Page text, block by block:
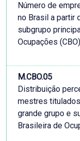
Número de
no Brasil a partir
subgrupo
Ocupações
M.CBO.05
Distribuição
mestres
grande grupo e
Brasileira de